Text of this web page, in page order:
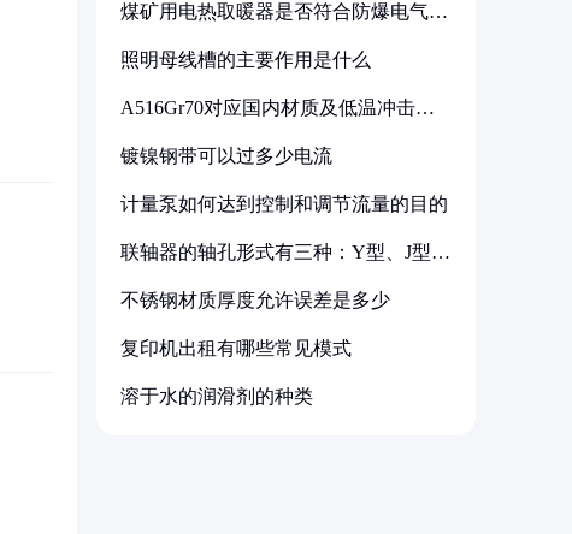
煤矿用电热取暖器是否符合防爆电气设
照明母线槽的主要作用是什么
A516Gr70对应国内材质及低温冲击要
镀镍钢带可以过多少电流
计量泵如何达到控制和调节流量的目的
联轴器的轴孔形式有三种：Y型、J型、
不锈钢材质厚度允许误差是多少
复印机出租有哪些常见模式
溶于水的润滑剂的种类